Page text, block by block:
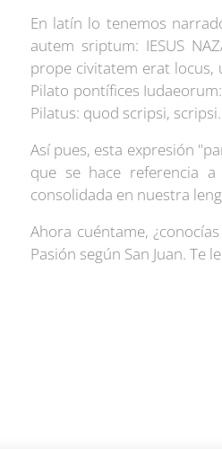
En latín lo tenemos
autem sriptum: IESUS
prope civitatem erat locus,
Pilato pontífices
Pilatus: quod scripsi, scripsi.
Así pues, esta expresión
que se hace referencia
consolidada en nuestra
Ahora cuéntame,
Pasión según San Juan. Te